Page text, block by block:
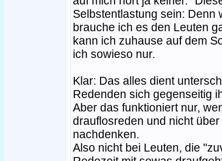
Selbstentlastung sein: Denn
brauche ich es den Leuten
kann ich zuhause auf dem
ich sowieso nur.
Klar: Das alles dient
Redenden sich gegenseitig
Aber das funktioniert nur,
drauflosreden und nicht
nachdenken.
Also nicht bei Leuten, die